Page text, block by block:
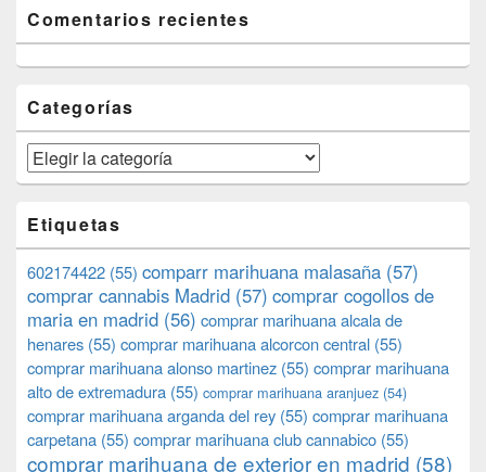
Comentarios recientes
Categorías
Categorías
Etiquetas
602174422 (55) comparr marihuana malasaña (57)
comprar cannabis Madrid (57) comprar cogollos de
maria en madrid (56) comprar marihuana alcala de
henares (55) comprar marihuana alcorcon central (55)
comprar marihuana alonso martinez (55) comprar marihuana
alto de extremadura (55) comprar marihuana aranjuez (54)
comprar marihuana arganda del rey (55) comprar marihuana
carpetana (55) comprar marihuana club cannabico (55)
comprar marihuana de exterior en madrid (58)